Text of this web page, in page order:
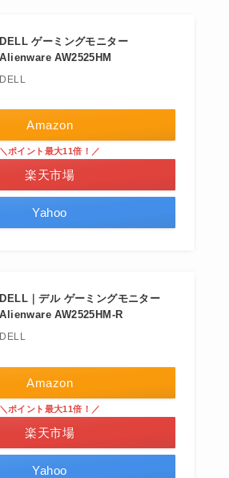
DELL ゲーミングモニター
Alienware AW2525HM
DELL
Amazon
＼ポイント最大11倍！／
楽天市場
Yahoo
DELL｜デル ゲーミングモニター
Alienware AW2525HM-R
DELL
Amazon
＼ポイント最大11倍！／
楽天市場
Yahoo